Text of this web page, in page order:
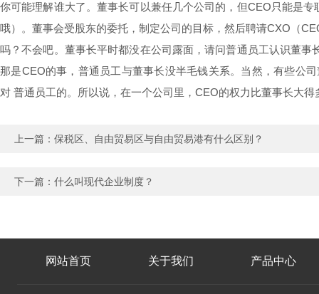
你可能理解谁大了。董事长可以兼任几个公司的，但CEO只能是
哦）。董事会受股东的委托，制定公司的目标，然后聘请CXO（
吗？不会吧。董事长平时都没在公司露面，请问普通员工认识董
那是CEO的事，普通员工与董事长没半毛钱关系。当然，有些公
对 普通员工的。
所以说，在一个公司里，CEO的权力比董事长大
上一篇： 保税区、自由贸易区与自由贸易港有什么区别？
下一篇： 什么叫现代企业制度？
网站首页 关于我们 产品中心